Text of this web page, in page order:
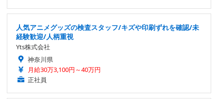
人気アニメグッズの検査スタッフ/キズや印刷ずれを確認/未
経験歓迎/人柄重視
Yts株式会社
神奈川県
月給30万3,100円～40万円
正社員